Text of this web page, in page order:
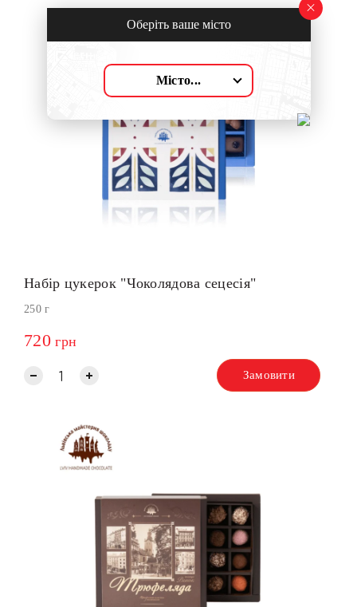
Набір цукерок "Чоколядова сецесія"
250 г
720 грн
Замовити
Оберіть ваше місто
Місто...